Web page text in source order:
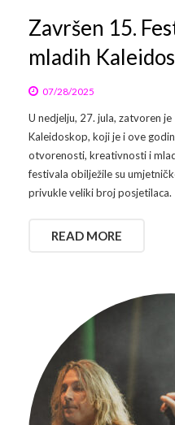
Video 2011
Video 2012
Video 2014
Video 2015
Galerija 2010
Galerija 2011
Galerija 2013
Galerija 2014
Galerija 2018
Galerija 2019
Galerija 2022
Arhiva
Kontakt
Završen 15.
mladih
07/28/2025
U nedjelju, 27. jula, zatvoren
Kaleidoskop, koji je i ove
otvorenosti, kreativnosti i
festivala obilježile su
privukle veliki broj posjetilaca.
READ MORE